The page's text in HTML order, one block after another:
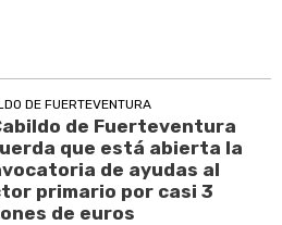
DE FUERTEVENTURA
de Fuerteventura
que está abierta la
de ayudas al
primario por casi 3
de euros